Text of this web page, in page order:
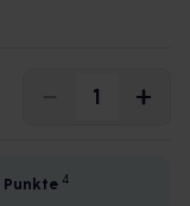
Punkte 4